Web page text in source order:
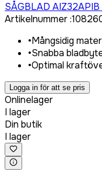
SÅGBLAD
Artikelnummer:
•Mångsidig
•Snabba
•Optimal
Logga in för att se pris
Onlinelager
I lager
Din butik
I lager